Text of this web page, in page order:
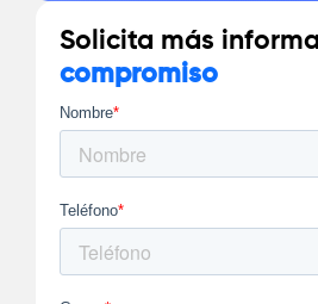
Solicita más
compromiso